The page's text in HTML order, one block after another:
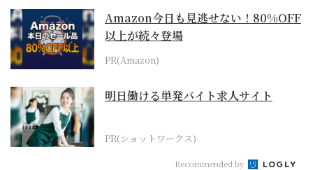
Amazon今日も見逃せない！80%OFF
以上が続々登場
PR(Amazon)
明日働ける単発バイト求人サイト
PR(ショットワークス)
Recommended by